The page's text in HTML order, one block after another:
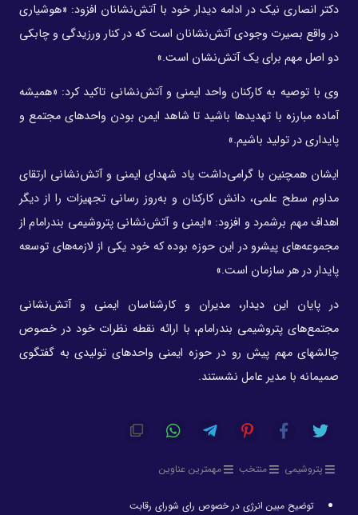
دکتر انصاری نیک در ادامه‌ دیدار خود با آتش‌نشانان افزود: «هوشیاری
در واقع بصیرت وجودی آتش‌نشانان است که در کنار ورزیدگی و چابکی
دو اصل مهم برای یک آتش‌نشان است.»
وی با توصیه به کارکنان واحد ایمنی و آتش‌نشانی تاکید کرد: «همیشه
آماده مبارزه با تهدیدها باشید تا شاهد ایمن بودن واحد‌های مجتمع و
پایداری در تولید باشیم.»
ایشان همچنین با گرامی‌داشت یاد شهدای ایمنی و آتش‌نشانی ارتقای
مداوم سطح علمی، دانش کارکنان و به‌روز رسانی تجهیزات را از دیگر
اهداف مهم برشمرد و افزود: «ایمنی و آتش‌نشانی پتروشیمی بندرامام از
مجموعه‌های پیشرو در این حوزه بوده که خود یکی از لازمه‌های توسعه
پایدار در هر سازمان است.»
در پایان این دیدار، مدیران و کارشناسان ایمنی و آتش‌نشانی
مجتمع‌های پتروشیمی بندرامام، با ارائه نقطه نظرات خود در خصوص
چالشهای مهم پیش رو در حوزه ایمنی واحدهای تولیدی به گفتگوی
صمیمانه با مدیر عامل نشستند.
پتروشیمی منتخب مهمترین عناوین
توضیح مبین انرژی در خصوص رای شورای رقابت